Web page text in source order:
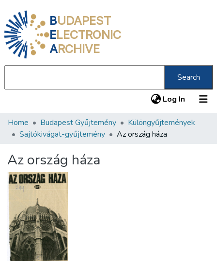
BUDAPEST
ELECTRONIC
ARCHIVE
Search
Log In (current)
Communities & Collections
Statistics
About us
Home Budapest Gyűjtemény
Különgyűjtemények
Sajtókivágat-gyűjtemény
Az ország háza
Az ország háza